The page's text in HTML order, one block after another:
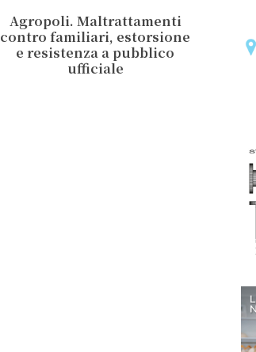
Agropoli. Maltrattamenti
contro familiari, estorsione
e resistenza a pubblico
ufficiale